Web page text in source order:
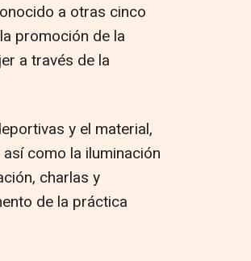
a otras cinco
promoción de la
a través de la
y el material,
como la iluminación
charlas y
de la práctica